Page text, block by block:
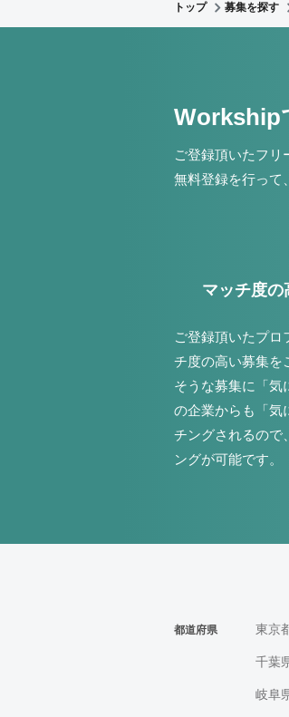
トップ 募集を探す
Workship
ご登録頂いたフリ
無料登録を行って
マッチ度の
ご登録頂いたプロ
チ度の高い募集を
そうな募集に「気
の企業からも「気
チングされるので
ングが可能です。
都道府県 東京
千葉
岐阜